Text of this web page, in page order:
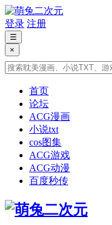
登录 注册
☰
×
首页
论坛
ACG漫画
小说txt
cos图集
ACG游戏
ACG动漫
百度秒传